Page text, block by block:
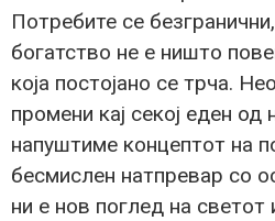
Потребите се
богатство не е ништо
која постојано се трча.
промени кај секој еден од
напуштиме концептот на
бесмислен натпревар со
ни е нов поглед на